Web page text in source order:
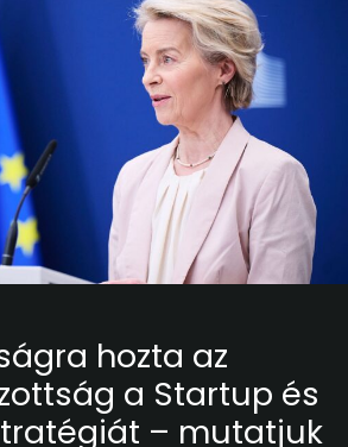
hozta az
a Startup és
– mutatjuk